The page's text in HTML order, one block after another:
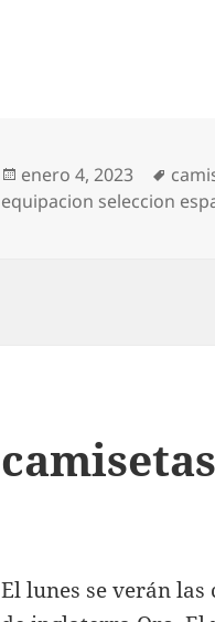
Publicado
el
enero 4, 2023
equipacion seleccion
El lunes se verán las